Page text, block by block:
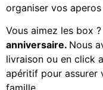
organiser vos aperos
Vous aimez les box
anniversaire. Nous
livraison ou en click
apéritif pour assurer